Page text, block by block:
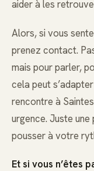
aider à les
Alors, si vous
prenez contact.
mais pour parler,
cela peut
rencontre à
urgence. Juste
pousser à votre
Et si vous n’êtes